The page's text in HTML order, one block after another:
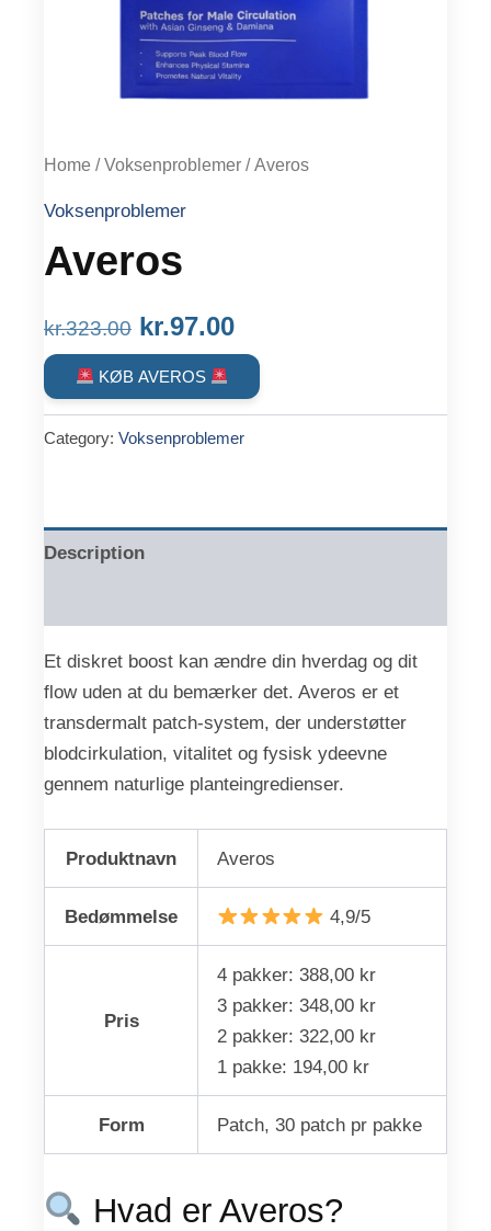
Home /Voksenproblemer / Averos
Voksenproblemer
Averos
kr.323.00 Original
price
was:
kr.323.00.
kr.97.00Current
price
is:
KØB AVEROS
Category: Voksenproblemer
Description
Et diskret boost kan ændre din hverdag og dit
flow uden at du bemærker det. Averos er et
transdermalt patch-system, der understøtter
blodcirkulation, vitalitet og fysisk ydeevne
gennem naturlige planteingredienser.
Produktnavn Averos
Bedømmelse 4,9/5
Pris
4 pakker: 388,00 kr
3 pakker: 348,00 kr
2 pakker: 322,00 kr
1 pakke: 194,00 kr
Form Patch, 30 patch pr pakke
Hvad er Averos?